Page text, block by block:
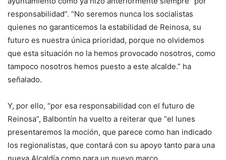
responsabilidad”. “No seremos nunca los socialistas
quienes no garanticemos la estabilidad de Reinosa, su
futuro es nuestra única prioridad, porque no olvidemos
que esta situación no la hemos provocado nosotros, como
tampoco nosotros hemos puesto a este alcalde.” ha
señalado.
Y, por ello, “por esa responsabilidad con el futuro de
Reinosa”, Balbontín ha vuelto a reiterar que “el lunes
presentaremos la moción, que parece como han indicado
los regionalistas, que contará con su apoyo tanto para una
nueva Alcaldía como para un nuevo marco